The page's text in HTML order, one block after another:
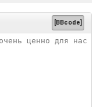
[BBcode]